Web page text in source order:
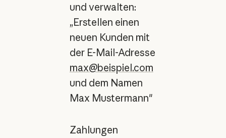
und verwalten:
„Erstellen einen
neuen Kunden mit
der E-Mail-Adresse
max@beispiel.com
und dem Namen
Max Mustermann"
Zahlungen